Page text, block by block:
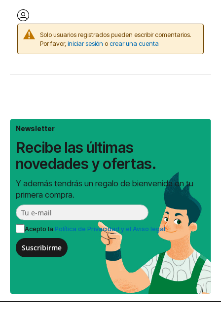
Solo usuarios registrados pueden escribir comentarios.
Por favor, iniciar sesión ocrear una cuenta
Newsletter
Recibe las últimas
novedades y ofertas.
Y además tendrás un regalo de bienvenida en tu
primera compra.
Acepto la Política de Privacidad y el Aviso legal
Suscribirme